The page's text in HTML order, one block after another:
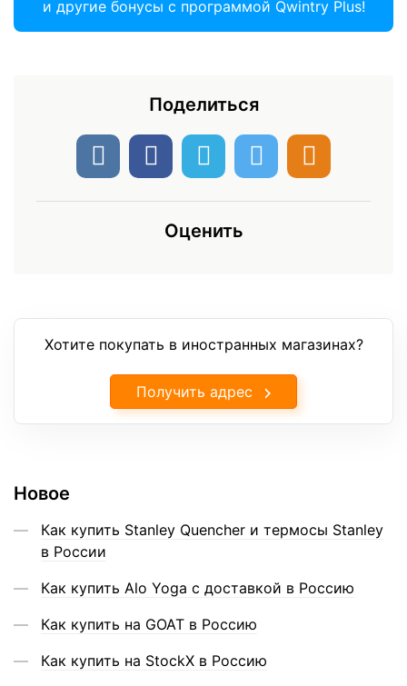
и другие бонусы с программой Qwintry Plus!
Поделиться
Оценить
Хотите покупать в иностранных магазинах?
Получить адрес
Новое
Как купить Stanley Quencher и термосы Stanley
в России
Как купить Alo Yoga с доставкой в Россию
Как купить на GOAT в Россию
Как купить на StockX в Россию